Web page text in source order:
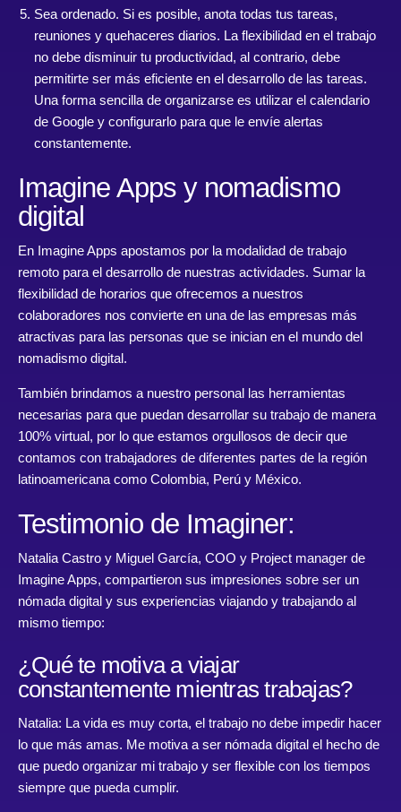
Sea ordenado. Si es posible, anota todas tus tareas,
reuniones y quehaceres diarios. La flexibilidad en el trabajo
no debe disminuir tu productividad, al contrario, debe
permitirte ser más eficiente en el desarrollo de las tareas.
Una forma sencilla de organizarse es utilizar el calendario
de Google y configurarlo para que le envíe alertas
constantemente.
Imagine Apps y nomadismo
digital
En Imagine Apps apostamos por la modalidad de trabajo
remoto para el desarrollo de nuestras actividades. Sumar la
flexibilidad de horarios que ofrecemos a nuestros
colaboradores nos convierte en una de las empresas más
atractivas para las personas que se inician en el mundo del
nomadismo digital.
También brindamos a nuestro personal las herramientas
necesarias para que puedan desarrollar su trabajo de manera
100% virtual, por lo que estamos orgullosos de decir que
contamos con trabajadores de diferentes partes de la región
latinoamericana como Colombia, Perú y México.
Testimonio de Imaginer:
Natalia Castro y Miguel García, COO y Project manager de
Imagine Apps, compartieron sus impresiones sobre ser un
nómada digital y sus experiencias viajando y trabajando al
mismo tiempo:
¿Qué te motiva a viajar
constantemente mientras trabajas?
Natalia: La vida es muy corta, el trabajo no debe impedir hacer
lo que más amas. Me motiva a ser nómada digital el hecho de
que puedo organizar mi trabajo y ser flexible con los tiempos
siempre que pueda cumplir.